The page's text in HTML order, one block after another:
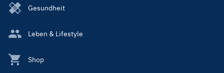
Gesundheit
Leben & Lifestyle
Shop